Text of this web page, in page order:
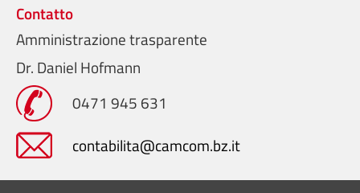
Contatto
Amministrazione trasparente
Dr. Daniel Hofmann
0471 945 631
contabilita@camcom.bz.it